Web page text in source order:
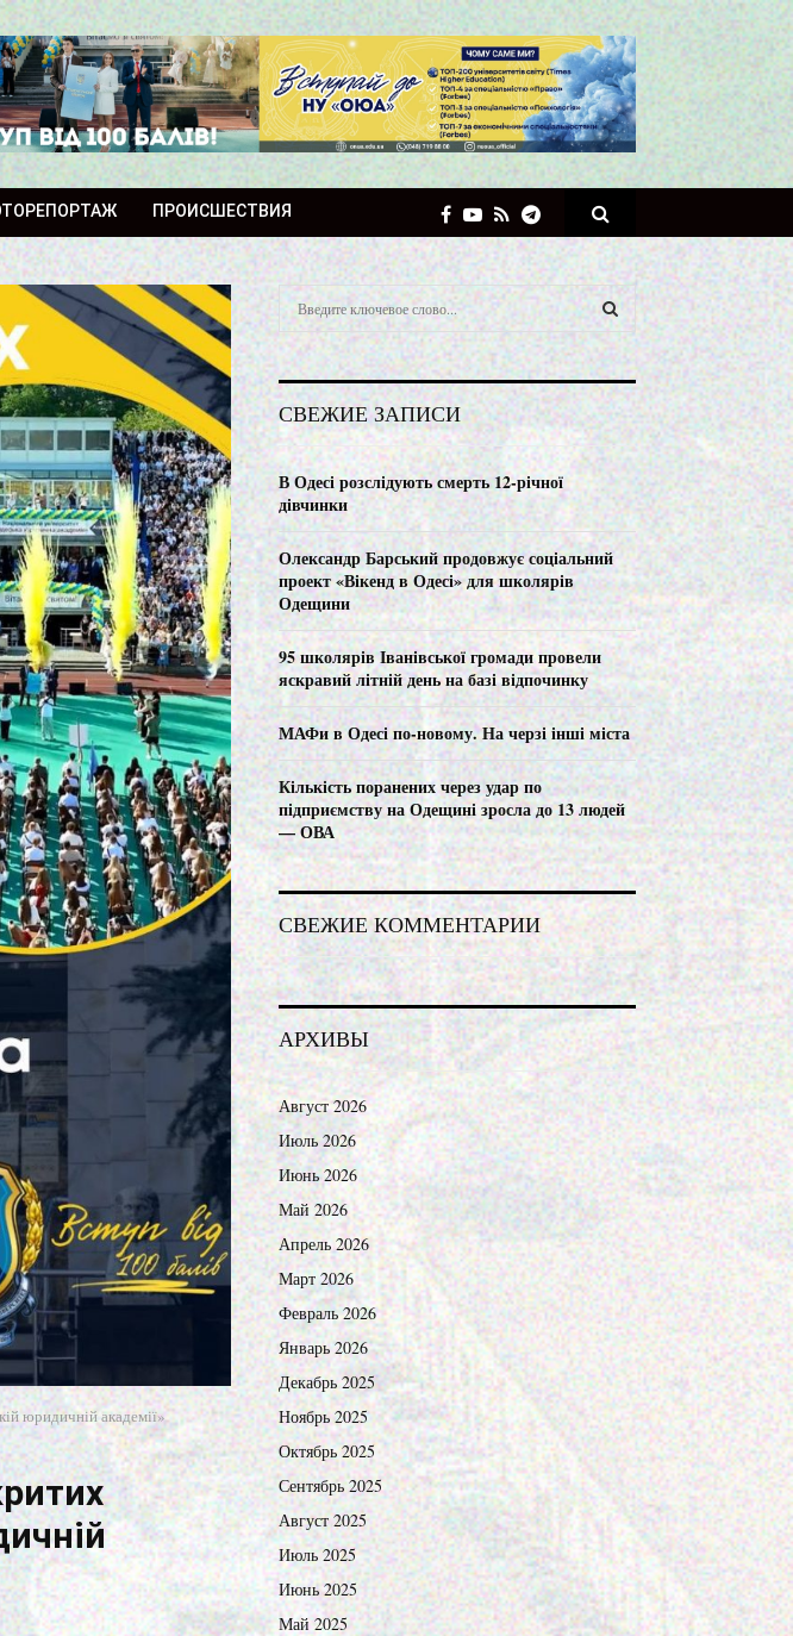
ПРОИСШЕСТВИЯ
юридичній академії»
S
e
a
r
c
h
f
o
r
:
S
E
A
R
C
H
СВЕЖИЕ ЗАПИСИ
В Одесі розслідують смерть 12-річної
дівчинки
Олександр Барський продовжує соціальний
проект «Вікенд в Одесі» для школярів
Одещини
95 школярів Іванівської громади провели
яскравий літній день на базі відпочинку
МАФи в Одесі по-новому. На черзі інші міста
Кількість поранених через удар по
підприємству на Одещині зросла до 13 людей
— ОВА
СВЕЖИЕ КОММЕНТАРИИ
АРХИВЫ
Август 2026
Июль 2026
Июнь 2026
Май 2026
Апрель 2026
Март 2026
Февраль 2026
Январь 2026
Декабрь 2025
Ноябрь 2025
Октябрь 2025
Сентябрь 2025
Август 2025
Июль 2025
Июнь 2025
Май 2025